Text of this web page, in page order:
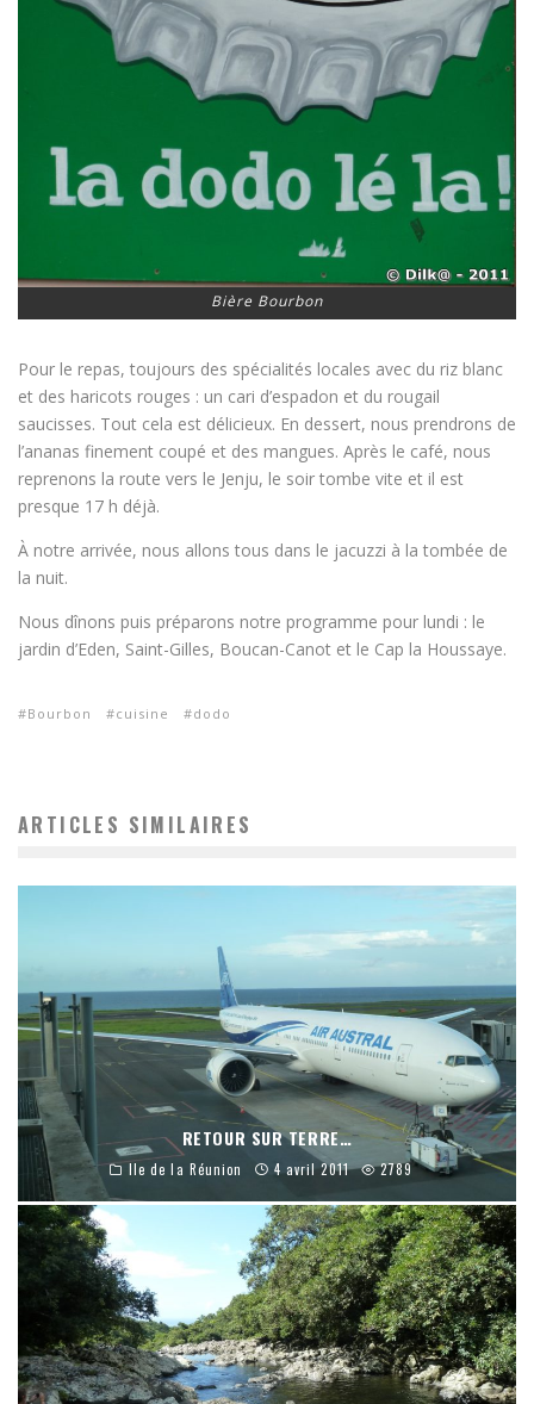
Bière Bourbon
Pour le repas, toujours des spécialités locales avec du riz blanc
et des haricots rouges : un cari d’espadon et du rougail
saucisses. Tout cela est délicieux. En dessert, nous prendrons de
l’ananas finement coupé et des mangues. Après le café, nous
reprenons la route vers le Jenju, le soir tombe vite et il est
presque 17 h déjà.
À notre arrivée, nous allons tous dans le jacuzzi à la tombée de
la nuit.
Nous dînons puis préparons notre programme pour lundi : le
jardin d’Eden, Saint-Gilles, Boucan-Canot et le Cap la Houssaye.
Bourbon cuisine dodo
ARTICLES SIMILAIRES
RETOUR SUR TERRE…
Ile de la Réunion 4 avril 2011 2789